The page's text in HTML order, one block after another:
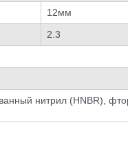
12мм
2.3
нитрил (HNBR),